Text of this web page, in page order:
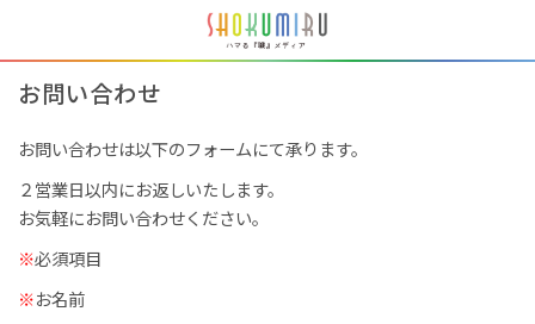
お問い合わせ
お問い合わせは以下のフォームにて承ります。
２営業日以内にお返しいたします。
お気軽にお問い合わせください。
※必須項目
※お名前